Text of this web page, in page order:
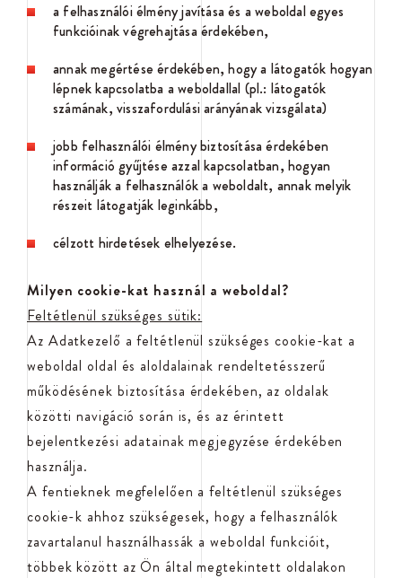
a felhasználói élmény javítása és a weboldal egyes
funkcióinak végrehajtása érdekében,
annak megértése érdekében, hogy a látogatók hogyan
lépnek kapcsolatba a weboldallal (pl.: látogatók
számának, visszafordulási arányának vizsgálata)
jobb felhasználói élmény biztosítása érdekében
információ gyűjtése azzal kapcsolatban, hogyan
használják a felhasználók a weboldalt, annak melyik
részeit látogatják leginkább,
célzott hirdetések elhelyezése.
Milyen cookie-kat használ a weboldal?
Feltétlenül szükséges sütik:
Az Adatkezelő a feltétlenül szükséges cookie-kat a
weboldal oldal és aloldalainak rendeltetésszerű
működésének biztosítása érdekében, az oldalak
közötti navigáció során is, és az érintett
bejelentkezési adatainak megjegyzése érdekében
használja.
A fentieknek megfelelően a feltétlenül szükséges
cookie-k ahhoz szükségesek, hogy a felhasználók
zavartalanul használhassák a weboldal funkcióit,
többek között az Ön által megtekintett oldalakon